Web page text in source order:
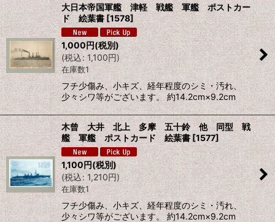
大日本帝国軍艦 津軽 戦艦 軍艦 ポストカー
ド 絵葉書 [1578]
1,000円(税別)
(税込: 1,100円)
在庫数1
フチ少傷み、小キズ、経年程度のシミ・汚れ、
少々シワ等がございます。 約14.2cm×9.2cm
木曾 大井 北上 多摩 五十鈴 他 同型 戦
艦 軍艦 ポストカード 絵葉書 [1577]
1,100円(税別)
(税込: 1,210円)
在庫数1
フチ少傷み、小キズ、経年程度のシミ・汚れ、
少々シワ等がございます。 約14.2cm×9.2cm